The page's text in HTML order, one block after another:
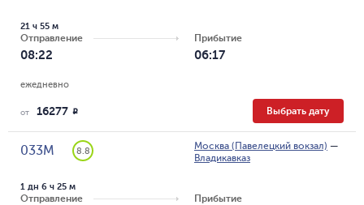
Отправление
08:22
21 ч 55 м
Прибытие
06:17
ежедневно
от 16277 R Выбрать дату
033М 8.8 Москва (Павелецкий вокзал) —
Владикавказ
Отправление
1 дн 6 ч 25 м
Прибытие